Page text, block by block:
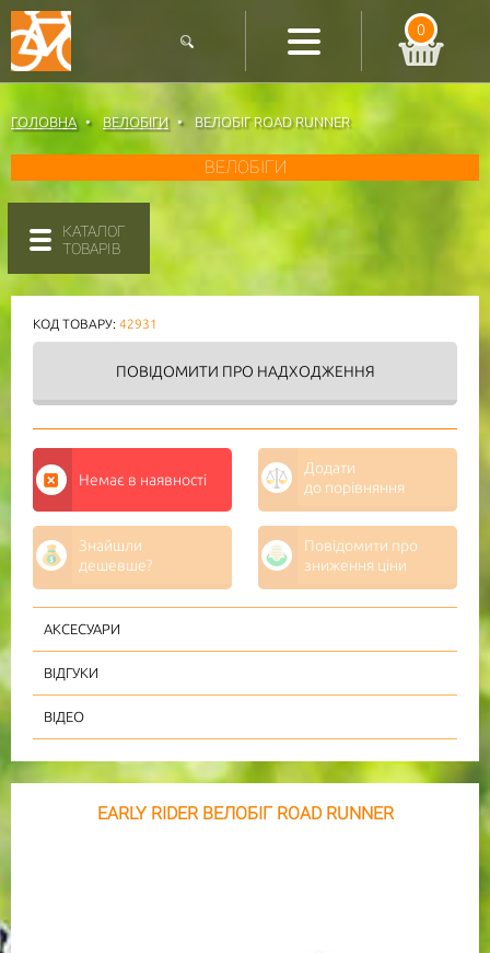
0
ГОЛОВНА ВЕЛОБІГИ ВЕЛОБІГ ROAD RUNNER
ВЕЛОБІГИ
КАТАЛОГ
ТОВАРІВ
КОД ТОВАРУ: 42931
ПОВІДОМИТИ ПРО НАДХОДЖЕННЯ
Немає в наявності
Додати
до порівняння
Знайшли
дешевше?
Повідомити про
зниження ціни
АКСЕСУАРИ
ВІДГУКИ
ВІДЕО
EARLY RIDER ВЕЛОБІГ ROAD RUNNER